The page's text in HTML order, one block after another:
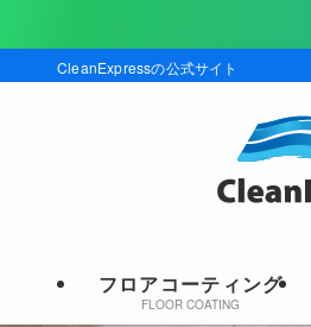
CleanExpressの公式サイト
フロアコーティング
FLOOR COATING